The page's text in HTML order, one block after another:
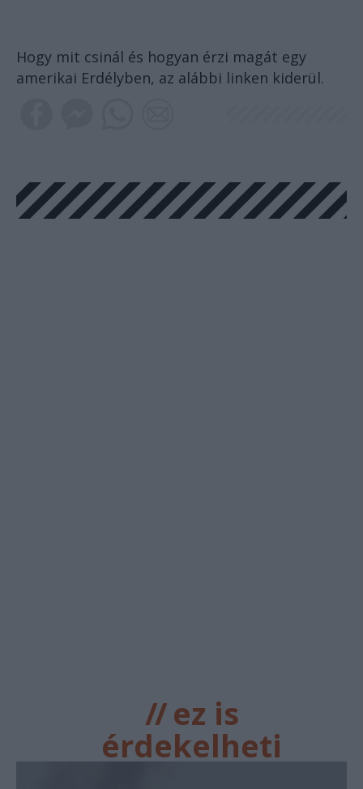
Hogy mit csinál és hogyan érzi magát egy
amerikai Erdélyben, az alábbi linken kiderül.
//ez is
érdekelheti